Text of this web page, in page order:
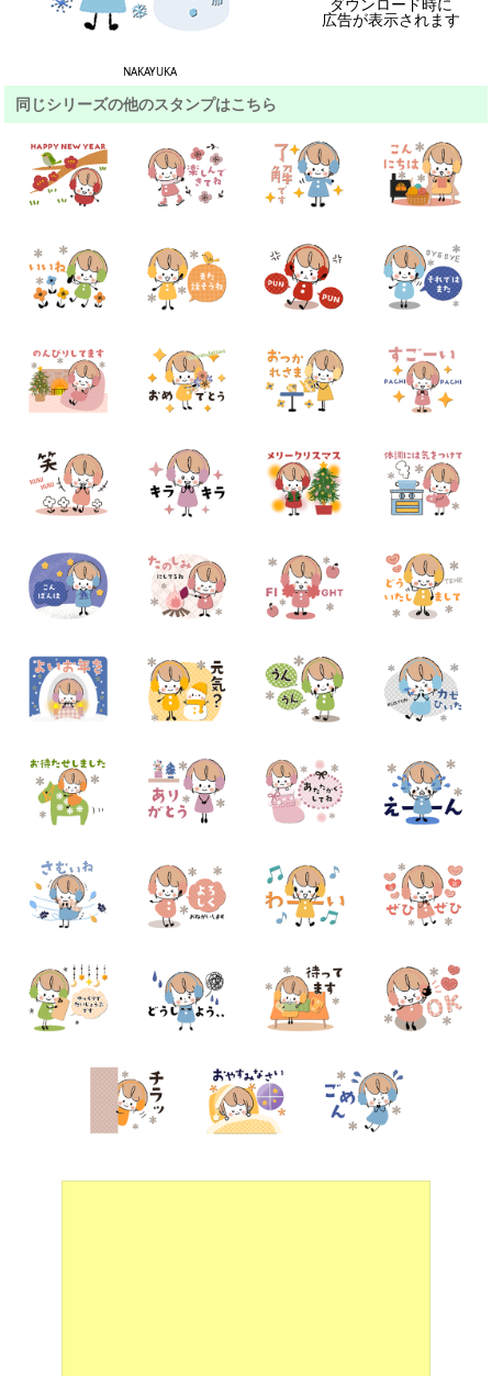
NAKAYUKA
ダウンロード時に
広告が表示されます
同じシリーズの他のスタンプはこちら